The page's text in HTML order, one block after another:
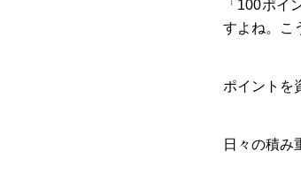
「100ポイ
すよね。こ
ポイントを
日々の積み